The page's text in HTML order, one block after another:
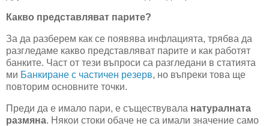
Какво представляват парите?
За да разберем как се появява инфлацията, трябва да
разгледаме какво представляват парите и как работят
банките. Част от тези въпроси са разгледани в статията
ми Банкиране с частичен резерв, но въпреки това ще
повторим основните точки.
Преди да е имало пари, е съществувала натуралната
размяна. Някои стоки обаче не са имали значение само